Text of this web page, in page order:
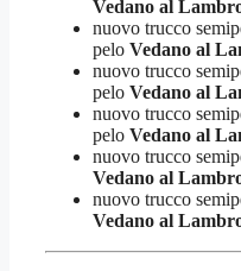
Vedano al
nuovo trucco
pelo Vedano al
nuovo trucco
pelo Vedano al
nuovo trucco
pelo Vedano al
nuovo trucco
Vedano al
nuovo trucco
Vedano al